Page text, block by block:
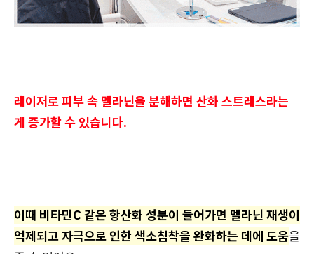
레이저로 피부 속 멜라닌을 분해하면 산화 스트레스라는
게 증가할 수 있습니다.
이때 비타민C 같은 항산화 성분이 들어가면 멜라닌 재생이
억제되고 자극으로 인한 색소침착을 완화하는 데에 도움을